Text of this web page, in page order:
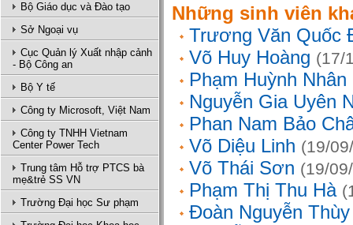
Bộ Giáo dục và Đào tạo
Sở Ngoại vụ
Cục Quản lý Xuất nhập cảnh
- Bộ Công an
Bộ Y tế
Công ty Microsoft, Việt Nam
Công ty TNHH Vietnam
Center Power Tech
Trung tâm Hỗ trợ PTCS bà
mẹ&trẻ SS VN
Trường Đại học Sư phạm
Những sinh viên
Trương Văn Quốc
Võ Huy Hoàng (17/
Phạm Huỳnh Nhân
Nguyễn Gia Uyên
Phan Nam Bảo
Võ Diệu Linh (19/
Võ Thái Sơn (19/
Phạm Thị Thu Hà
Đoàn Nguyễn